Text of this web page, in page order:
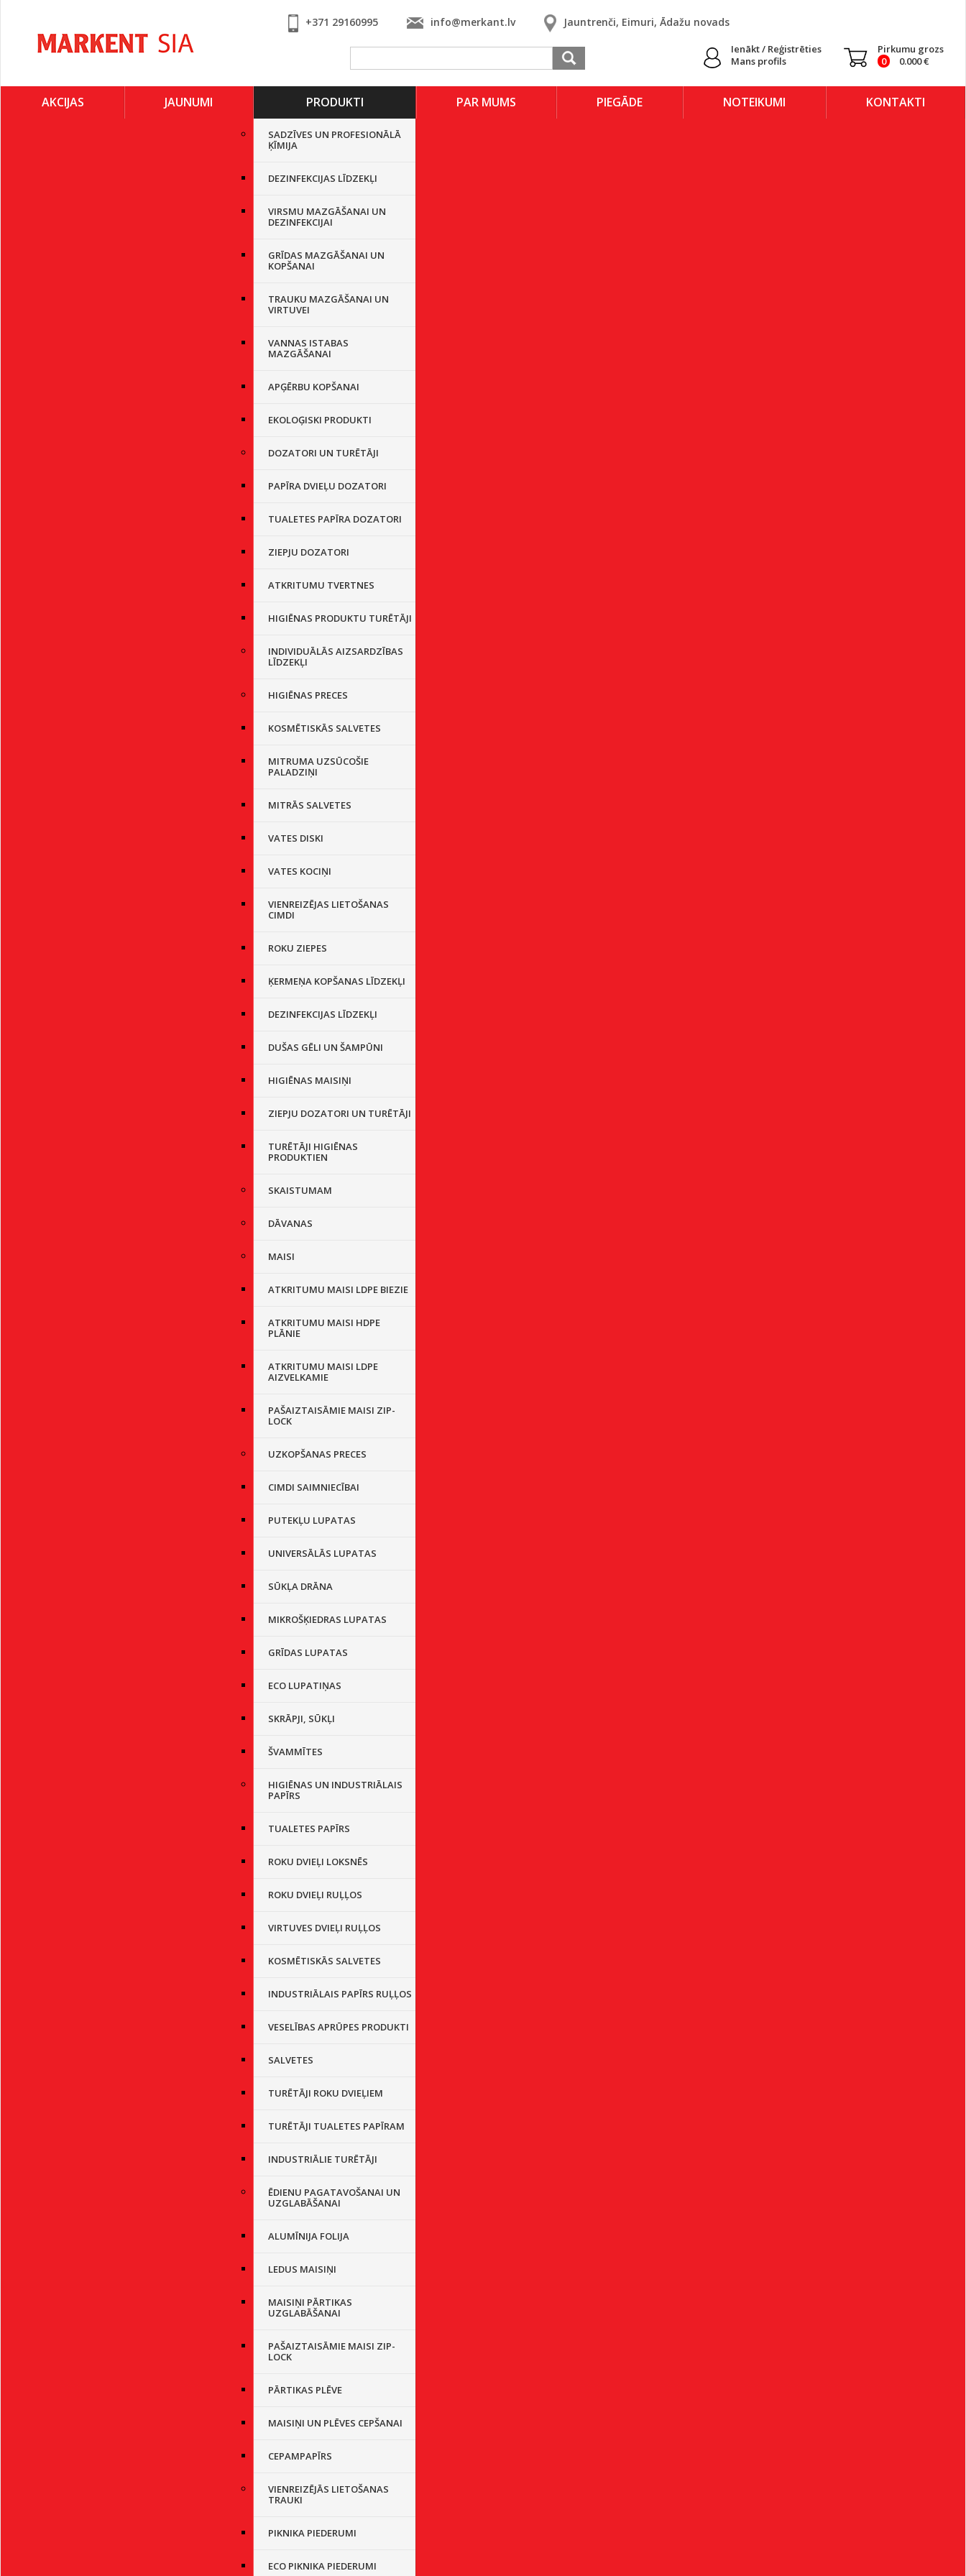
+371 29160995 info@merkant.lv Jauntrenči, Eimuri, Ādažu novads
Ienākt / Reģistrēties
Mans profils
Pirkumu grozs
0
0.000€
KONTAKTI
NOTEIKUMI
PIEGĀDE
PAR MUMS
PRODUKTI
SADZĪVES UN PROFESIONĀLĀ
ĶĪMIJA
DEZINFEKCIJAS LĪDZEKĻI
VIRSMU MAZGĀŠANAI UN
DEZINFEKCIJAI
GRĪDAS MAZGĀŠANAI UN
KOPŠANAI
TRAUKU MAZGĀŠANAI UN
VIRTUVEI
VANNAS ISTABAS
MAZGĀŠANAI
APĢĒRBU KOPŠANAI
EKOLOĢISKI PRODUKTI
DOZATORI UN TURĒTĀJI
PAPĪRA DVIEĻU DOZATORI
TUALETES PAPĪRA DOZATORI
ZIEPJU DOZATORI
ATKRITUMU TVERTNES
HIGIĒNAS PRODUKTU TURĒTĀJI
INDIVIDUĀLĀS AIZSARDZĪBAS
LĪDZEKĻI
HIGIĒNAS PRECES
KOSMĒTISKĀS SALVETES
MITRUMA UZSŪCOŠIE
PALADZIŅI
MITRĀS SALVETES
VATES DISKI
VATES KOCIŅI
VIENREIZĒJAS LIETOŠANAS
CIMDI
ROKU ZIEPES
ĶERMEŅA KOPŠANAS LĪDZEKĻI
DEZINFEKCIJAS LĪDZEKĻI
DUŠAS GĒLI UN ŠAMPŪNI
HIGIĒNAS MAISIŅI
ZIEPJU DOZATORI UN TURĒTĀJI
TURĒTĀJI HIGIĒNAS
PRODUKTIEN
SKAISTUMAM
DĀVANAS
MAISI
ATKRITUMU MAISI LDPE BIEZIE
ATKRITUMU MAISI HDPE
PLĀNIE
ATKRITUMU MAISI LDPE
AIZVELKAMIE
PAŠAIZTAISĀMIE MAISI ZIP-
LOCK
UZKOPŠANAS PRECES
CIMDI SAIMNIECĪBAI
PUTEKĻU LUPATAS
UNIVERSĀLĀS LUPATAS
SŪKĻA DRĀNA
MIKROŠĶIEDRAS LUPATAS
GRĪDAS LUPATAS
ECO LUPATIŅAS
SKRĀPJI, SŪKĻI
ŠVAMMĪTES
HIGIĒNAS UN INDUSTRIĀLAIS
PAPĪRS
TUALETES PAPĪRS
ROKU DVIEĻI LOKSNĒS
ROKU DVIEĻI RUĻĻOS
VIRTUVES DVIEĻI RUĻĻOS
KOSMĒTISKĀS SALVETES
INDUSTRIĀLAIS PAPĪRS RUĻĻOS
VESELĪBAS APRŪPES PRODUKTI
SALVETES
TURĒTĀJI ROKU DVIEĻIEM
TURĒTĀJI TUALETES PAPĪRAM
INDUSTRIĀLIE TURĒTĀJI
ĒDIENU PAGATAVOŠANAI UN
UZGLABĀŠANAI
ALUMĪNIJA FOLIJA
LEDUS MAISIŅI
MAISIŅI PĀRTIKAS
UZGLABĀŠANAI
PAŠAIZTAISĀMIE MAISI ZIP-
LOCK
PĀRTIKAS PLĒVE
MAISIŅI UN PLĒVES CEPŠANAI
CEPAMPAPĪRS
VIENREIZĒJĀS LIETOŠANAS
TRAUKI
PIKNIKA PIEDERUMI
ECO PIKNIKA PIEDERUMI
JAUNUMI
AKCIJAS